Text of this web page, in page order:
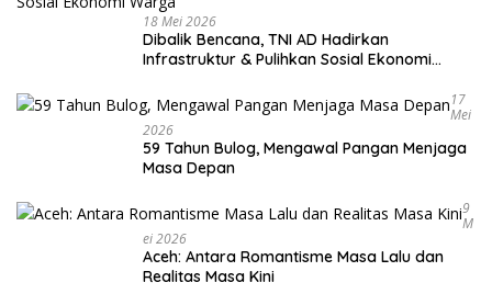
18 Mei 2026
Dibalik Bencana, TNI AD Hadirkan
Infrastruktur & Pulihkan Sosial Ekonomi
17
Mei
2026
59 Tahun Bulog, Mengawal Pangan Menjaga
Masa Depan
9
M
Ei 2026
Aceh: Antara Romantisme Masa Lalu dan
Realitas Masa Kini